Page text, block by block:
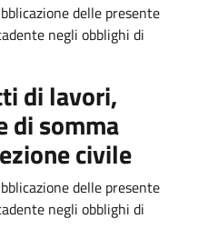
delle presente
negli obblighi di
di lavori,
di somma
civile
delle presente
negli obblighi di